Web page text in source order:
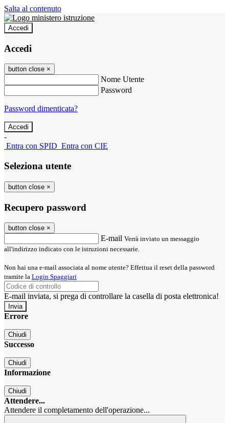
Salta al contenuto
Accedi
Accedi
button close ×
Nome Utente
Password
Password dimenticata?
-
Entra con SPID Entra con CIE
Seleziona utente
button close ×
Recupero password
button close ×
E-mail Verrà inviato un messaggio
all'indirizzo indicato con le istruzioni necessarie.
Non hai una e-mail associata al nome utente? Effettua il reset della password
tramite la Login Spaggiari
E-mail inviata, si prega di controllare la casella di posta elettronica!
Errore
Chiudi
Successo
Chiudi
Informazione
Chiudi
Attendere...
Attendere il completamento dell'operazione...